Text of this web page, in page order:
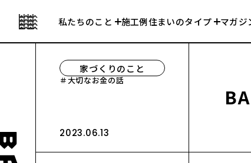
私たちのこと
会社について
施工例住まいのタイプ
建売住宅
マガジ
家づくりのこと
大切なお金の話
2023.06.13
BA